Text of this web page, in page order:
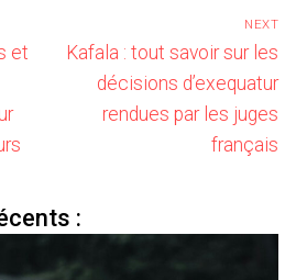
et
NEXT
Next
post:
Kafala : tout savoir sur les
décisions d’exequatur
rendues par les juges
français
: